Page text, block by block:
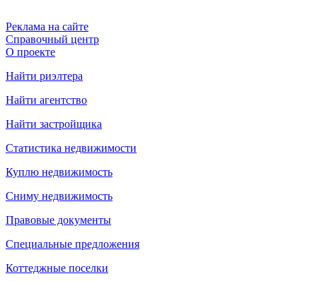
Реклама на сайте
Справочный центр
О проекте
Найти риэлтера
Найти агентство
Найти застройщика
Статистика недвижимости
Куплю недвижимость
Сниму недвижимость
Правовые документы
Специальные предложения
Коттеджные поселки